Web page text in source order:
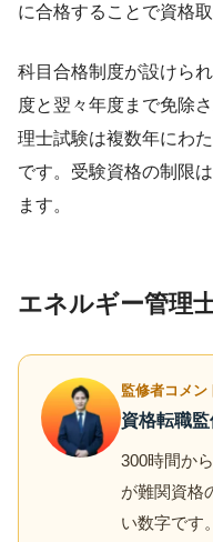
に合格することで資格
科目合格制度が設けら
度と翌々年度まで免除
理士試験は複数年にわ
です。受験資格の制限
ます。
エネルギー管理
監修者コメン
資格転職
300時間か
が難関資格
い数字です